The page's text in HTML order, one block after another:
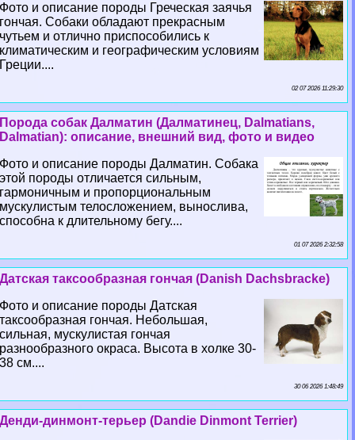
Фото и описание породы Греческая заячья
гончая. Собаки обладают прекрасным
чутьем и отлично приспособились к
климатическим и географическим условиям
Греции....
02 07 2026 11:29:30
Порода собак Далматин (Далматинец, Dalmatians,
Dalmatian): описание, внешний вид, фото и видео
Фото и описание породы Далматин. Собака
этой породы отличается сильным,
гармоничным и пропорциональным
мускулистым телосложением, вынослива,
способна к длительному бегу....
01 07 2026 2:32:58
Датская таксообразная гончая (Danish Dachsbracke)
Фото и описание породы Датская
таксообразная гончая. Небольшая,
сильная, мускулистая гончая
разнообразного окраса. Высота в холке 30-
38 см....
30 06 2026 1:48:49
Денди-динмонт-терьер (Dandie Dinmont Terrier)